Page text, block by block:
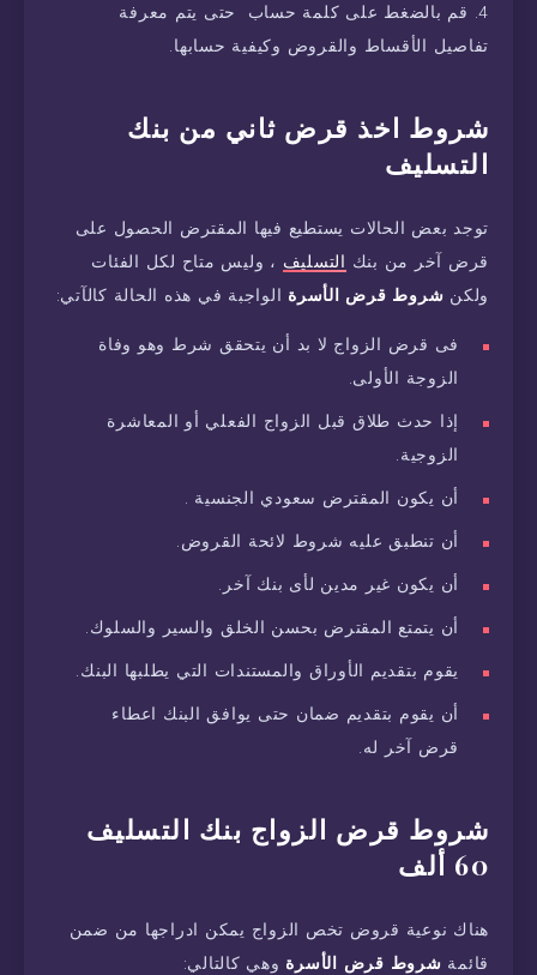
قم بالضغط على كلمة حساب حتى يتم معرفة
تفاصيل الأقساط والقروض وكيفية حسابها.
شروط اخذ قرض ثاني من بنك
التسليف
توجد بعض الحالات يستطيع فيها المقترض الحصول على
قرض آخر من بنك التسليف ، وليس متاح لكل الفئات
ولكن شروط قرض الأسرة الواجبة في هذه الحالة كالآتي:
فى قرض الزواج لا بد أن يتحقق شرط وهو وفاة
الزوجة الأولى.
إذا حدث طلاق قبل الزواج الفعلي أو المعاشرة
الزوجية.
أن يكون المقترض سعودي الجنسية .
أن تنطبق عليه شروط لائحة القروض.
أن يكون غير مدين لأى بنك آخر.
أن يتمتع المقترض بحسن الخلق والسير والسلوك.
يقوم بتقديم الأوراق والمستندات التي يطلبها البنك.
أن يقوم بتقديم ضمان حتى يوافق البنك اعطاء
قرض آخر له.
شروط قرض الزواج بنك التسليف
60 ألف
هناك نوعية قروض تخص الزواج يمكن ادراجها من ضمن
قائمة شروط قرض الأسرة وهي كالتالي: